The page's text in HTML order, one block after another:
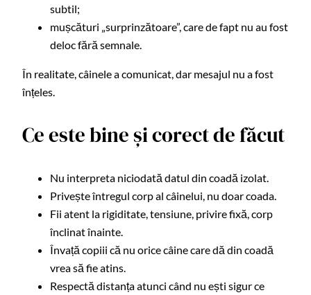
subtil;
mușcături „surprinzătoare”, care de fapt nu au fost
deloc fără semnale.
În realitate, câinele a comunicat, dar mesajul nu a fost
înțeles.
Ce este bine și corect de făcut
Nu interpreta niciodată datul din coadă izolat.
Privește întregul corp al câinelui, nu doar coada.
Fii atent la rigiditate, tensiune, privire fixă, corp
înclinat înainte.
Învață copiii că nu orice câine care dă din coadă
vrea să fie atins.
Respectă distanța atunci când nu ești sigur ce